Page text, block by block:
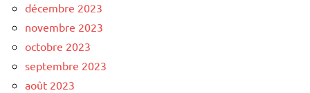
décembre 2023
novembre 2023
octobre 2023
septembre 2023
août 2023